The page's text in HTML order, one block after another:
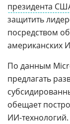
президента
защитить
посредством
американских
По данным
предлагать
обещает
ИИ-